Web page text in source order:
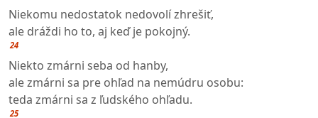
Niekomu nedostatok nedovolí zhrešiť,
ale dráždi ho to, aj keď je pokojný.
24
Niekto zmárni seba od hanby,
ale zmárni sa pre ohľad na nemúdru osobu:
teda zmárni sa z ľudského ohľadu.
25